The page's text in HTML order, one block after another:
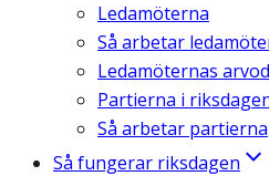
Ledamöterna
Så arbetar
Ledamöternas
Partierna i
Så arbetar partierna
Så fungerar riksdagen